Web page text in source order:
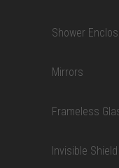
Shower
Mirrors
Frameless
Invisible Shield